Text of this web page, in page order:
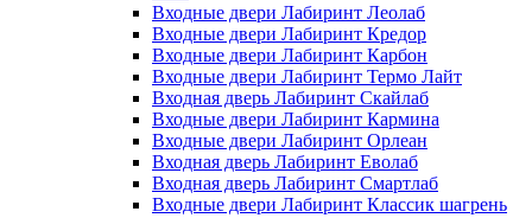
Входные двери Лабиринт Леолаб
Входные двери Лабиринт Кредор
Входные двери Лабиринт Карбон
Входные двери Лабиринт Термо Лайт
Входная дверь Лабиринт Скайлаб
Входные двери Лабиринт Кармина
Входные двери Лабиринт Орлеан
Входная дверь Лабиринт Еволаб
Входная дверь Лабиринт Смартлаб
Входные двери Лабиринт Классик шагрень